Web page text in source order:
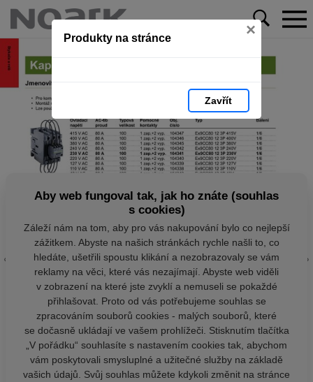
Produkty na stránce ×
Zavřít
Aby web fungoval tak, jak ho znáte (souhlas
s cookies)
Záleží nám na tom, aby pro vás nakupování bylo co nejlepší
zážitkem. Abyste na našich stránkách rychle našli to, co
hledáte, ušetřili spoustu klikání a nezobrazovaly se vám
reklamy na věci, které vás nezajímají. Abyste web viděli
v zobrazení na které jste zvyklí a nemuseli se pokaždé
přihlašovat. Proto od vás potřebujeme souhlas se
zpracováním souborů cookies - malých souborů, které
se dočasně ukládají ve vašem prohlížeči. Stisknutím tlačítka
„V pořádku“ souhlasíte s nastavením cookies tak, abychom
vám poskytovali smysluplné a užitečné služby na základě
vašich údajů. Svůj souhlas můžete kdykoli změnit na stránce